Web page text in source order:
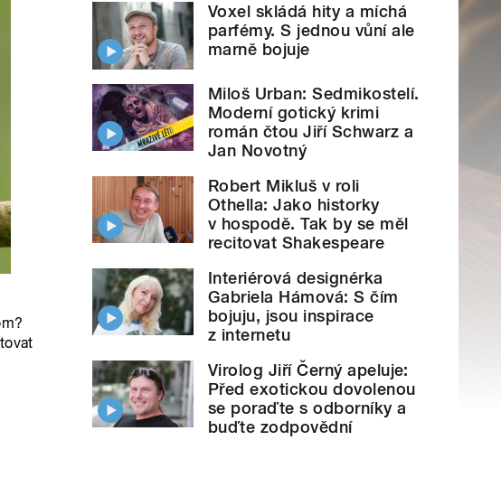
Voxel skládá hity a míchá
parfémy. S jednou vůní ale
marně bojuje
Miloš Urban: Sedmikostelí.
Moderní gotický krimi
román čtou Jiří Schwarz a
Jan Novotný
Robert Mikluš v roli
Othella: Jako historky
v hospodě. Tak by se měl
recitovat Shakespeare
Interiérová designérka
Gabriela Hámová: S čím
bojuju, jsou inspirace
z internetu
Virolog Jiří Černý apeluje:
Před exotickou dovolenou
se poraďte s odborníky a
buďte zodpovědní